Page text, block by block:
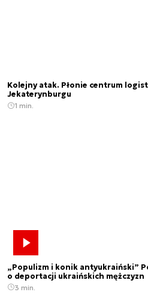
Kolejny atak. Płonie centrum
Jekaterynburgu
1 min.
„Populizm i konik antyukraiński”
o deportacji ukraińskich mężczyzn
3 min.